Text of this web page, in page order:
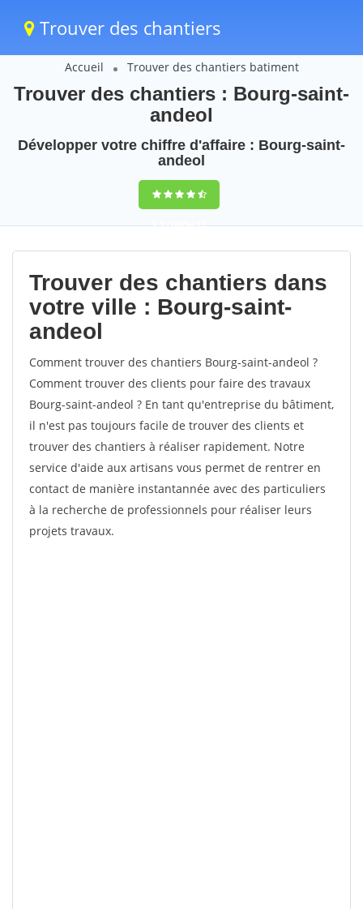
Trouver des chantiers
Accueil Trouver des chantiers batiment
Trouver des chantiers : Bourg-saint-
andeol
Développer votre chiffre d'affaire : Bourg-saint-
andeol
9,5(100%)51
votes
Trouver des chantiers dans
votre ville : Bourg-saint-
andeol
Comment trouver des chantiers Bourg-saint-andeol ?
Comment trouver des clients pour faire des travaux
Bourg-saint-andeol ? En tant qu'entreprise du bâtiment,
il n'est pas toujours facile de trouver des clients et
trouver des chantiers à réaliser rapidement. Notre
service d'aide aux artisans vous permet de rentrer en
contact de manière instantannée avec des particuliers
à la recherche de professionnels pour réaliser leurs
projets travaux.